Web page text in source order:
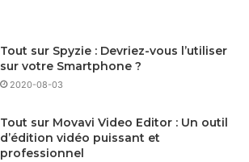
Tout sur Spyzie : Devriez-vous l’utiliser
sur votre Smartphone ?
2020-08-03
Tout sur Movavi Video Editor : Un outil
d’édition vidéo puissant et
professionnel